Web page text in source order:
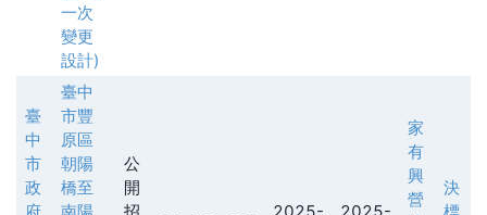
一次
變更
設計)
臺
中
市
政
臺中
市豐
原區
朝陽
橋至
公
開
家
有
興
營
決